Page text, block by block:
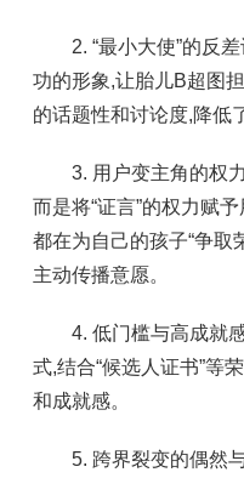
2. “最小大使”的反
功的形象,让胎儿B超图
的话题性和讨论度,降低
3. 用户变主角的权
而是将“证言”的权力赋
都在为自己的孩子“争取
主动传播意愿。
4. 低门槛与高成就
式,结合“候选人证书”等
和成就感。
5. 跨界裂变的偶然